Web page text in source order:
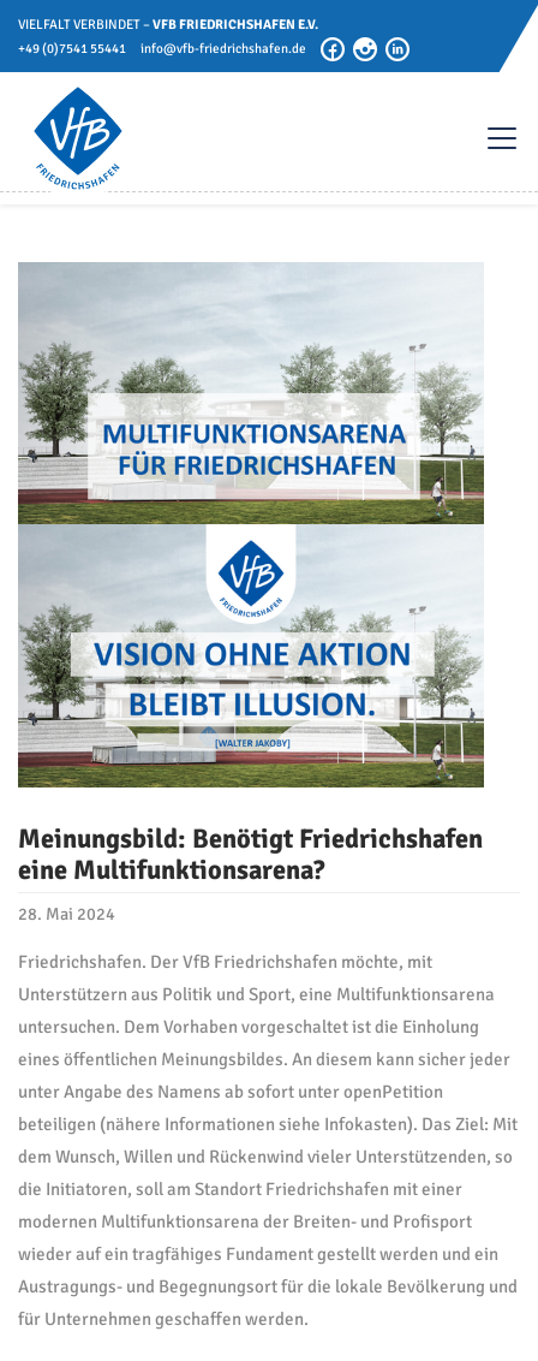
VIELFALT VERBINDET –VFB FRIEDRICHSHAFEN E.V.
+49 (0)7541 55441
info@vfb-friedrichshafen.de
Meinungsbild: Benötigt Friedrichshafen
eine Multifunktionsarena?
28. Mai 2024
Friedrichshafen. Der VfB Friedrichshafen möchte, mit
Unterstützern aus Politik und Sport, eine Multifunktionsarena
untersuchen. Dem Vorhaben vorgeschaltet ist die Einholung
eines öffentlichen Meinungsbildes. An diesem kann sicher jeder
unter Angabe des Namens ab sofort unter openPetition
beteiligen (nähere Informationen siehe Infokasten). Das Ziel: Mit
dem Wunsch, Willen und Rückenwind vieler Unterstützenden, so
die Initiatoren, soll am Standort Friedrichshafen mit einer
modernen Multifunktionsarena der Breiten- und Profisport
wieder auf ein tragfähiges Fundament gestellt werden und ein
Austragungs- und Begegnungsort für die lokale Bevölkerung und
für Unternehmen geschaffen werden.